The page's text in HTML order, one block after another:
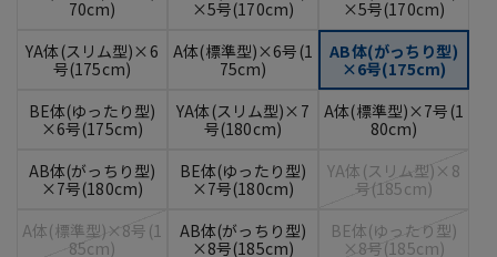
70cm)
×5号(170cm)
×5号(170cm)
YA体(スリム型)×6
号(175cm)
A体(標準型)×6号(1
75cm)
AB体(がっちり型)
×6号(175cm)
BE体(ゆったり型)
×6号(175cm)
YA体(スリム型)×7
号(180cm)
A体(標準型)×7号(1
80cm)
AB体(がっちり型)
×7号(180cm)
BE体(ゆったり型)
×7号(180cm)
YA体(スリム型)×8
号(185cm)
A体(標準型)×8号(1
85cm)
AB体(がっちり型)
×8号(185cm)
BE体(ゆったり型)
×8号(185cm)